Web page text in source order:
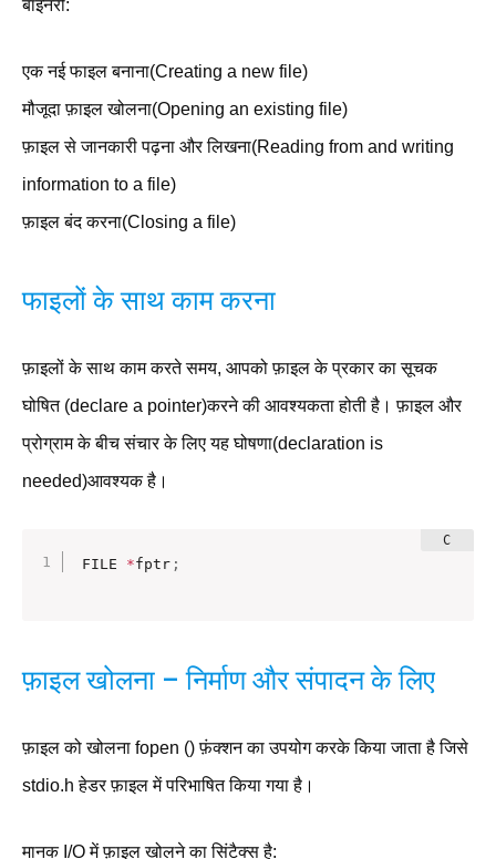
बाइनरी:
एक नई फाइल बनाना(Creating a new file)
मौजूदा फ़ाइल खोलना(Opening an existing file)
फ़ाइल से जानकारी पढ़ना और लिखना(Reading from and writing
information to a file)
फ़ाइल बंद करना(Closing a file)
फाइलों के साथ काम करना
फ़ाइलों के साथ काम करते समय, आपको फ़ाइल के प्रकार का सूचक
घोषित (declare a pointer)करने की आवश्यकता होती है। फ़ाइल और
प्रोग्राम के बीच संचार के लिए यह घोषणा(declaration is
needed)आवश्यक है।
FILE *fptr ;
फ़ाइल खोलना – निर्माण और संपादन के लिए
फ़ाइल को खोलना fopen () फ़ंक्शन का उपयोग करके किया जाता है जिसे
stdio.h हेडर फ़ाइल में परिभाषित किया गया है।
मानक I/O में फ़ाइल खोलने का सिंटैक्स है: